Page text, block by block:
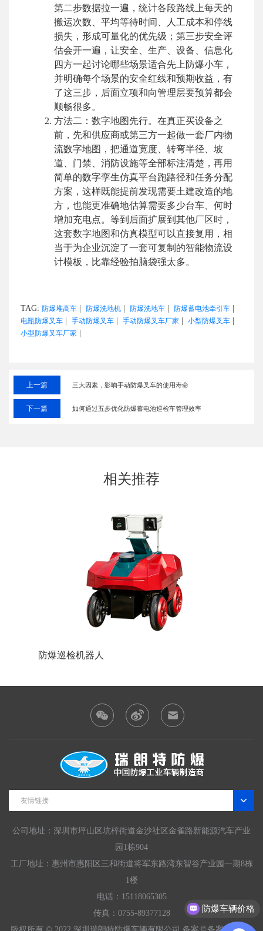
第二步数据拉一遍，统计各段路线上每天的
搬运次数、平均等待时间、人工成本和停线
损失，形成可量化的优先级；第三步安全评
估会开一遍，让安全、生产、设备、信息化
四方一起讨论哪些场景适合先上防爆小车，
并明确每个场景的安全红线和预期收益，有
了这三步，后面立项和向管理层要预算都会
顺畅很多。
方法二：数字地图先行。在真正买设备之
前，先和供应商或第三方一起做一套厂内物
流数字地图，把通道宽度、转弯半径、坡
道、门禁、消防设施等全部标注清楚，再用
简单的数字孪生仿真平台跑路径和任务分配
方案，这样既能提前发现需要土建改造的地
方，也能更准确地估算需要多少台车、何时
增加充电点。等到后面扩展到其他厂区时，
这套数字地图和仿真模型可以直接复用，相
当于为企业沉淀了一套可复制的智能物流设
计模板，比靠经验拍脑袋强太多。
TAG: 防爆堆高车 防爆洗地机 防爆洗地车 防爆蓄电池牵引车
电瓶防爆叉车 手动防爆叉车 手动防爆叉车厂家 小型防爆叉车
小型防爆叉车厂家
上一篇 三大因素，影响手动防爆叉车的使用寿命
下一篇 如何通过五步优化防爆蓄电池巡检车管理效率
相关推荐
防爆巡检机器人
友情链接
公司地址：深圳市坪山区坑梓街道金沙社区金雀路新能源汽车产业
园1栋904
工厂地址：惠州市惠阳区三和街道将军东路湾东智谷产业园一期8栋
1楼
电话：15118065305
传真：0755-89377128
防爆车辆价格
防爆车辆参数